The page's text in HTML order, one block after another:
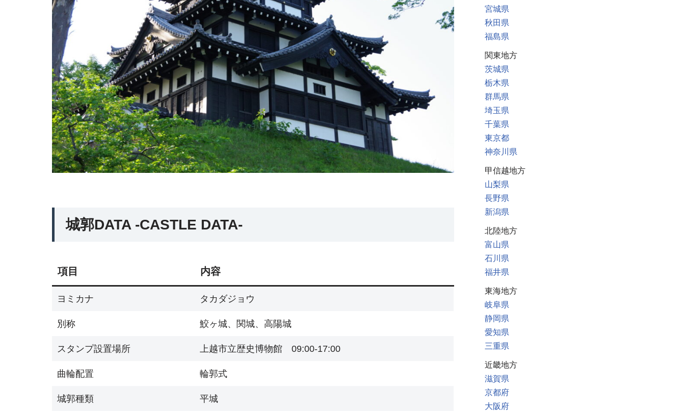
城郭DATA -CASTLE DATA-
項目 内容
ヨミカナ タカダジョウ
別称 鮫ヶ城、関城、高陽城
スタンプ設置場所 上越市立歴史博物館 09:00-17:00
曲輪配置 輪郭式
城郭種類 平城
宮城県
秋田県
福島県
関東地方
茨城県
栃木県
群馬県
埼玉県
千葉県
東京都
神奈川県
甲信越地方
山梨県
長野県
新潟県
北陸地方
富山県
石川県
福井県
東海地方
岐阜県
静岡県
愛知県
三重県
近畿地方
滋賀県
京都府
大阪府